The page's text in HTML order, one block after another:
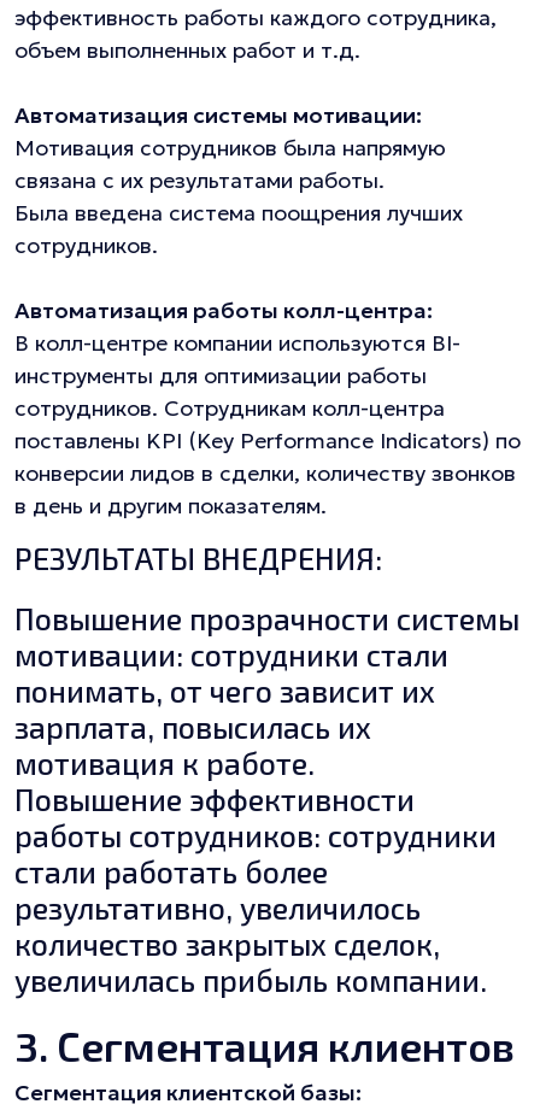
эффективность работы каждого сотрудника,
объем выполненных работ и т.д.
Автоматизация системы мотивации:
Мотивация сотрудников была напрямую
связана с их результатами работы.
Была введена система поощрения лучших
сотрудников.
Автоматизация работы колл-центра:
В колл-центре компании используются BI-
инструменты для оптимизации работы
сотрудников. Сотрудникам колл-центра
поставлены KPI (Key Performance Indicators) по
конверсии лидов в сделки, количеству звонков
в день и другим показателям.
РЕЗУЛЬТАТЫ ВНЕДРЕНИЯ:
Повышение прозрачности системы
мотивации: сотрудники стали
понимать, от чего зависит их
зарплата, повысилась их
мотивация к работе.
Повышение эффективности
работы сотрудников: сотрудники
стали работать более
результативно, увеличилось
количество закрытых сделок,
увеличилась прибыль компании.
3. Сегментация клиентов
Сегментация клиентской базы: